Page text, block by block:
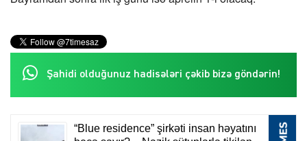
Şahidi olduğunuz hadisələri çəkib bizə göndərin!